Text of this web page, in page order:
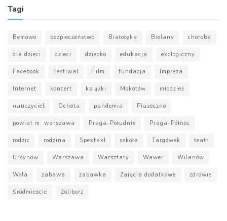
Tagi
Bemowo bezpieczeństwo Białołęka Bielany choroba
dla dzieci dzieci dziecko edukacja ekologiczny
Facebook Festiwal Film fundacja Impreza
Internet koncert książki Mokotów młodzież
nauczyciel Ochota pandemia Piaseczno
powiat m. warszawa Praga-Południe Praga-Północ
rodzic rodzina Spektakl szkoła Targówek teatr
Ursynów Warszawa Warsztaty Wawer Wilanów
Wola zabawa zabawka Zajęcia dodatkowe zdrowie
Śródmieście Żoliborz